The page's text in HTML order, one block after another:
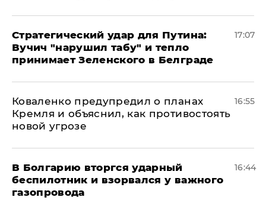
Стратегический удар для Путина:
Вучич "нарушил табу" и тепло
принимает Зеленского в Белграде
17:07
Коваленко предупредил о планах
Кремля и объяснил, как противостоять
новой угрозе
16:55
В Болгарию вторгся ударный
беспилотник и взорвался у важного
газопровода
16:44